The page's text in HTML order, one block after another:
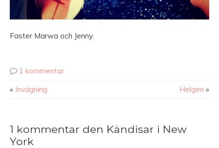
Faster Marwa och Jenny.
1 kommentar
« Invägning Helgen »
1 kommentar den Kändisar i New
York